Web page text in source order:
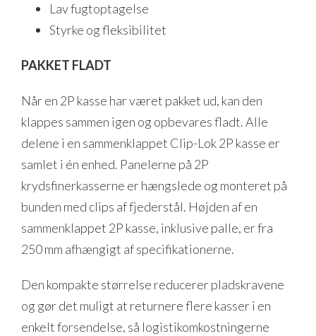
Lav fugtoptagelse
Styrke og fleksibilitet
PAKKET FLADT
Når en 2P kasse har været pakket ud, kan den
klappes sammen igen og opbevares fladt. Alle
delene i en sammenklappet Clip-Lok 2P kasse er
samlet i én enhed. Panelerne på 2P
krydsfinerkasserne er hængslede og monteret på
bunden med clips af fjederstål. Højden af en
sammenklappet 2P kasse, inklusive palle, er fra
250 mm afhængigt af specifikationerne.
Den kompakte størrelse reducerer pladskravene
og gør det muligt at returnere flere kasser i en
enkelt forsendelse, så logistikomkostningerne